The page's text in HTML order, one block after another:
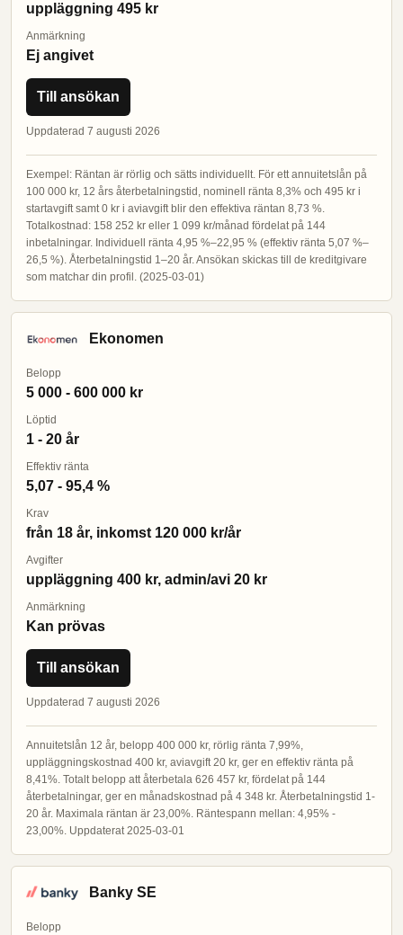
uppläggning 495 kr
Anmärkning
Ej angivet
Till ansökan
Uppdaterad 7 augusti 2026
Exempel: Räntan är rörlig och sätts individuellt. För ett annuitetslån på
100 000 kr, 12 års återbetalningstid, nominell ränta 8,3% och 495 kr i
startavgift samt 0 kr i aviavgift blir den effektiva räntan 8,73 %.
Totalkostnad: 158 252 kr eller 1 099 kr/månad fördelat på 144
inbetalningar. Individuell ränta 4,95 %–22,95 % (effektiv ränta 5,07 %–
26,5 %). Återbetalningstid 1–20 år. Ansökan skickas till de kreditgivare
som matchar din profil. (2025-03-01)
Ekonomen
Belopp
5 000 - 600 000 kr
Löptid
1 - 20 år
Effektiv ränta
5,07 - 95,4 %
Krav
från 18 år, inkomst 120 000 kr/år
Avgifter
uppläggning 400 kr, admin/avi 20 kr
Anmärkning
Kan prövas
Till ansökan
Uppdaterad 7 augusti 2026
Annuitetslån 12 år, belopp 400 000 kr, rörlig ränta 7,99%,
uppläggningskostnad 400 kr, aviavgift 20 kr, ger en effektiv ränta på
8,41%. Totalt belopp att återbetala 626 457 kr, fördelat på 144
återbetalningar, ger en månadskostnad på 4 348 kr. Återbetalningstid 1-
20 år. Maximala räntan är 23,00%. Räntespann mellan: 4,95% -
23,00%. Uppdaterat 2025-03-01
Banky SE
Belopp